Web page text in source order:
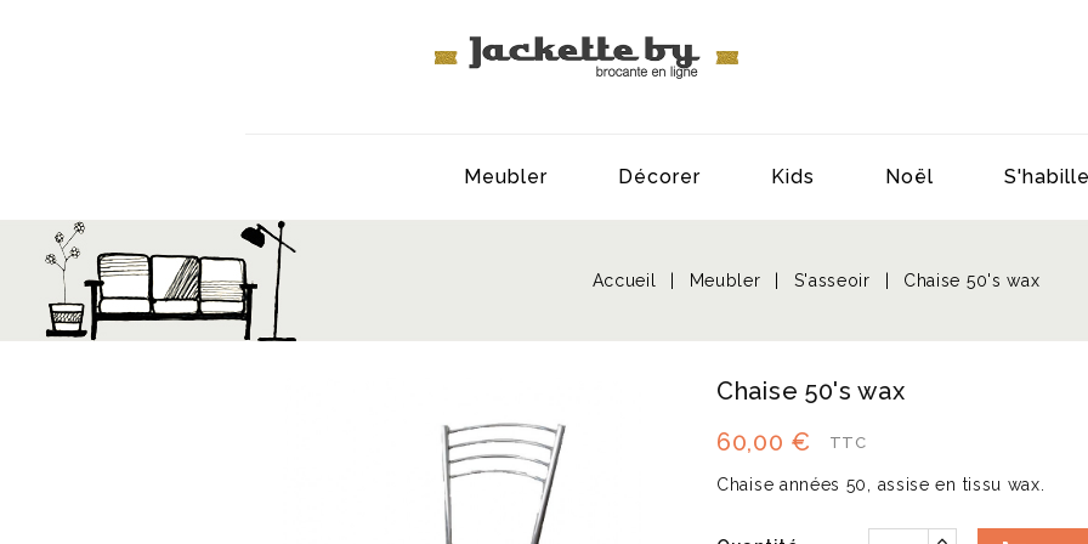
Meubler Décorer Kids Noël
Accueil Meubler S'asseoir Chaise 50's wax
Chaise 50's wax
60,00 €
TTC
Chaise années 50, assise en tissu wax.